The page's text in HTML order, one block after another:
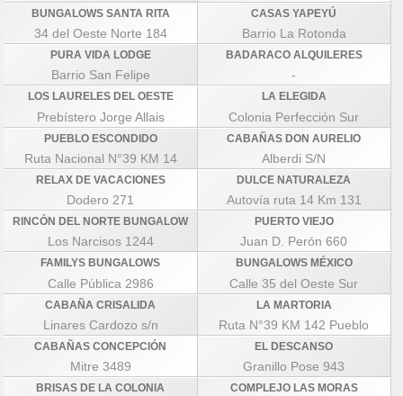
BUNGALOWS SANTA RITA
34 del Oeste Norte 184
CASAS YAPEYÚ
Barrio La Rotonda
PURA VIDA LODGE
Barrio San Felipe
BADARACO ALQUILERES
-
LOS LAURELES DEL OESTE
Prebístero Jorge Allais
LA ELEGIDA
Colonia Perfección Sur
PUEBLO ESCONDIDO
Ruta Nacional N°39 KM 14
CABAÑAS DON AURELIO
Alberdi S/N
RELAX DE VACACIONES
Dodero 271
DULCE NATURALEZA
Autovía ruta 14 Km 131
RINCÓN DEL NORTE BUNGALOW
Los Narcisos 1244
PUERTO VIEJO
Juan D. Perón 660
FAMILYS BUNGALOWS
Calle Pública 2986
BUNGALOWS MÉXICO
Calle 35 del Oeste Sur
CABAÑA CRISALIDA
Linares Cardozo s/n
LA MARTORIA
Ruta N°39 KM 142 Pueblo
CABAÑAS CONCEPCIÓN
Mitre 3489
EL DESCANSO
Granillo Pose 943
BRISAS DE LA COLONIA COMPLEJO LAS MORAS